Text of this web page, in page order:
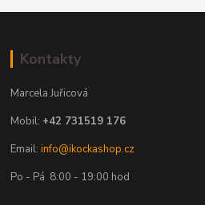
Kontakty
Marcela Juřicová
Mobil: +42 731519 176
Email:info@ikockashop.cz
Po - Pá 8:00 - 19:00 hod